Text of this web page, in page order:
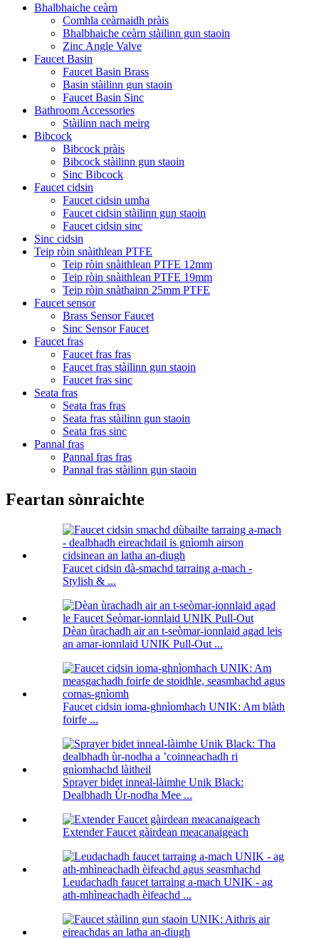
Bhalbhaiche ceàrn
Comhla ceàrnaidh pràis
Bhalbhaiche ceàrn stàilinn gun staoin
Zinc Angle Valve
Faucet Basin
Faucet Basin Brass
Basin stàilinn gun staoin
Faucet Basin Sinc
Bathroom Accessories
Stàilinn nach meirg
Bibcock
Bibcock pràis
Bibcock stàilinn gun staoin
Sinc Bibcock
Faucet cidsin
Faucet cidsin umha
Faucet cidsin stàilinn gun staoin
Faucet cidsin sinc
Sinc cidsin
Teip ròin snàithlean PTFE
Teip ròin snàithlean PTFE 12mm
Teip ròin snàithlean PTFE 19mm
Teip ròin snàthainn 25mm PTFE
Faucet sensor
Brass Sensor Faucet
Sinc Sensor Faucet
Faucet fras
Faucet fras fras
Faucet fras stàilinn gun staoin
Faucet fras sinc
Seata fras
Seata fras fras
Seata fras stàilinn gun staoin
Seata fras sinc
Pannal fras
Pannal fras fras
Pannal fras stàilinn gun staoin
Feartan sònraichte
Faucet cidsin dà-smachd tarraing a-mach -
Stylish & ...
Dèan ùrachadh air an t-seòmar-ionnlaid agad leis
an amar-ionnlaid UNIK Pull-Out ...
Faucet cidsin ioma-ghnìomhach UNIK: Am blàth
foirfe ...
Sprayer bidet inneal-làimhe Unik Black:
Dealbhadh Ùr-nodha Mee ...
Extender Faucet gàirdean meacanaigeach
Leudachadh faucet tarraing a-mach UNIK - ag
ath-mhìneachadh èifeachd ...